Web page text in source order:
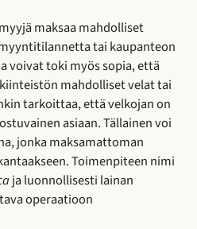
maksaa mahdolliset
tai kaupanteon
voivat toki myös sopia, että
mahdolliset velat tai
tarkoittaa, että velkojan on
asiaan. Tällainen voi
jonka maksamattoman
Toimenpiteen nimi
ja luonnollisesti lainan
operaatioon